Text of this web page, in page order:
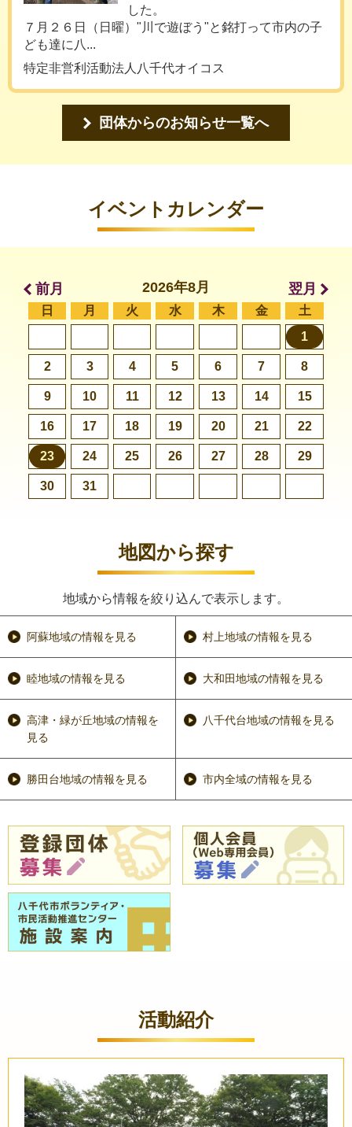
した。
７月２６日（日曜）"川で遊ぼう"と銘打って市内の子
ども達に八...
特定非営利活動法人八千代オイコス
団体からのお知らせ一覧へ
イベントカレンダー
2026年8月
日 月 火 水 木 金
土
1
2 3 4 5 6 7 8
9 10 11 12 13 14 15
16 17 18 19 20 21 22
23 24 25 26 27 28 29
30 31
前月 翌月
地図から探す
地域から情報を絞り込んで表示します。
阿蘇地域の情報を見る 村上地域の情報を見る
睦地域の情報を見る 大和田地域の情報を見る
高津・緑が丘地域の情報を
見る
八千代台地域の情報を見る
勝田台地域の情報を見る 市内全域の情報を見る
活動紹介